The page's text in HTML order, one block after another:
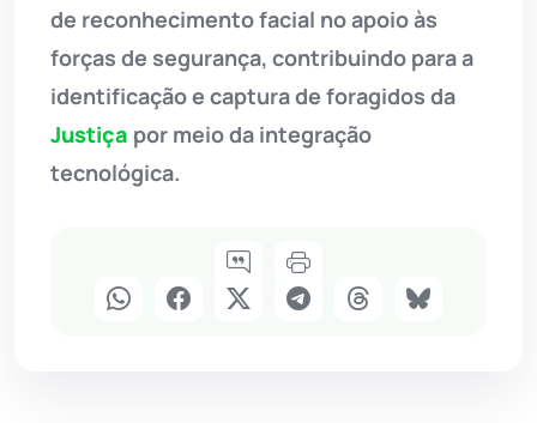
de reconhecimento facial no apoio às
forças de segurança, contribuindo para a
identificação e captura de foragidos da
Justiça por meio da integração
tecnológica.